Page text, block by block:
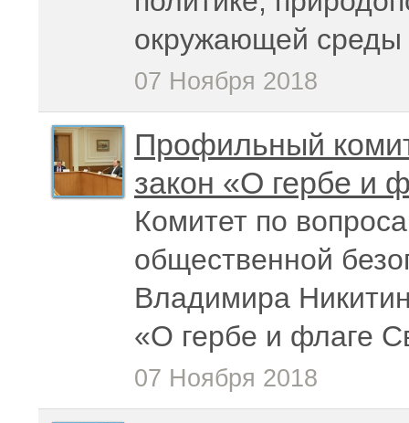
окружающей среды
07 Ноября 2018
Профильный
закон «О гербе и
Комитет по
общественной
Владимира
«О гербе и флаге
07 Ноября 2018